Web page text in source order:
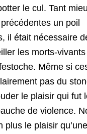
le cul. Tant
un poil
il était nécessaire
les morts-
Même si
pas du
le plaisir qui fut
de violence.
plus le plaisir